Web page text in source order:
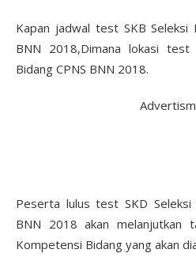
Kapan jadwal test SKB Seleksi
BNN 2018,Dimana lokasi test
Bidang CPNS BNN 2018.
Peserta lulus test SKD Seleksi
BNN 2018 akan melanjutkan
Kompetensi Bidang yang akan